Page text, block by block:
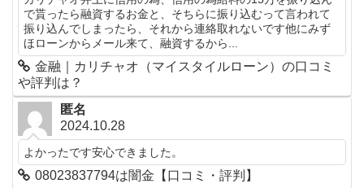
で貰ったら融資するお金と、そちらに振り込むって言われて
振り込んでしまったら、それから連絡取れないです他にみず
ほローンからメール来て、融資するから...
金融｜カリチャオ（マイスタイルローン）の口コミ
や評判は？
匿名
2024.10.28
よかったです安心できました。
08023837794は闇金【口コミ・評判】